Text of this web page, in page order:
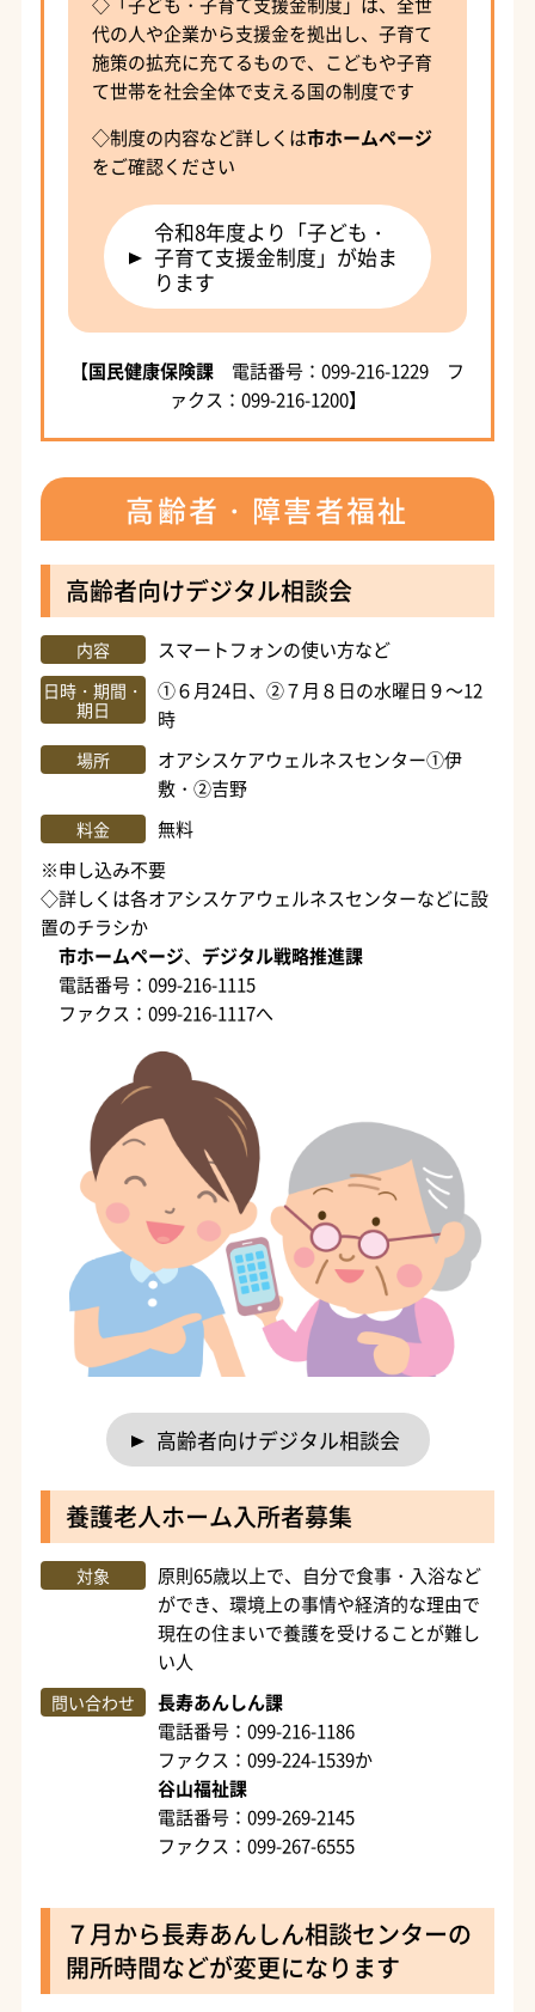
代の人や企業から支援金を拠出し、子育て
施策の拡充に充てるもので、こどもや子育
て世帯を社会全体で支える国の制度です
◇制度の内容など詳しくは市ホームページ
をご確認ください
令和8年度より「子ども・
子育て支援金制度」が始ま
ります
【国民健康保険課 電話番号：099-216-1229 フ
ァクス：099-216-1200】
高齢者・障害者福祉
高齢者向けデジタル相談会
内容 スマートフォンの使い方など
日時・期間・
期日
①６月24日、②７月８日の水曜日９～12
時
場所
オアシスケアウェルネスセンター①伊
敷・②吉野
料金
無料
※申し込み不要
◇詳しくは各オアシスケアウェルネスセンターなどに設
置のチラシか
市ホームページ、 デジタル戦略推進課
電話番号：099-216-1115
ファクス：099-216-1117へ
高齢者向けデジタル相談会
養護老人ホーム入所者募集
対象
原則65歳以上で、自分で食事・入浴など
ができ、環境上の事情や経済的な理由で
現在の住まいで養護を受けることが難し
い人
問い合わせ
長寿あんしん課
電話番号：099-216-1186
ファクス：099-224-1539か
谷山福祉課
電話番号：099-269-2145
ファクス：099-267-6555
７月から長寿あんしん相談センターの
開所時間などが変更になります